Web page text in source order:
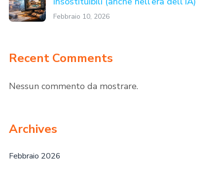
Febbraio 10, 2026
Recent Comments
Nessun commento da mostrare.
Archives
Febbraio 2026